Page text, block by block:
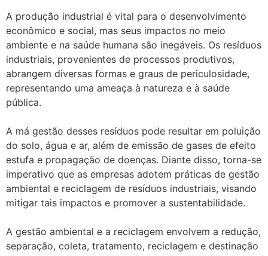
A produção industrial é vital para o desenvolvimento
econômico e social, mas seus impactos no meio
ambiente e na saúde humana são inegáveis. Os resíduos
industriais, provenientes de processos produtivos,
abrangem diversas formas e graus de periculosidade,
representando uma ameaça à natureza e à saúde
pública.
A má gestão desses resíduos pode resultar em poluição
do solo, água e ar, além de emissão de gases de efeito
estufa e propagação de doenças. Diante disso, torna-se
imperativo que as empresas adotem práticas de gestão
ambiental e reciclagem de resíduos industriais, visando
mitigar tais impactos e promover a sustentabilidade.
A gestão ambiental e a reciclagem envolvem a redução,
separação, coleta, tratamento, reciclagem e destinação